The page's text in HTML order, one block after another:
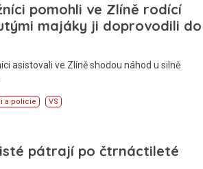
pomohli ve Zlíně rodící
majáky ji doprovodili do
asistovali ve Zlíně shodou náhod u silně
a policie VS
pátrají po čtrnáctileté